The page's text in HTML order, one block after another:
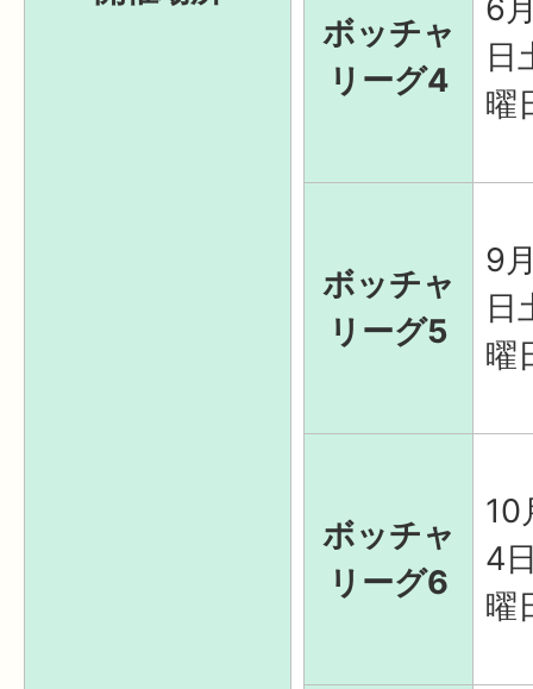
ボッチャ
リーグ4
6
日
曜
ボッチャ
リーグ5
9
日
曜
ボッチャ
リーグ6
10
4
曜